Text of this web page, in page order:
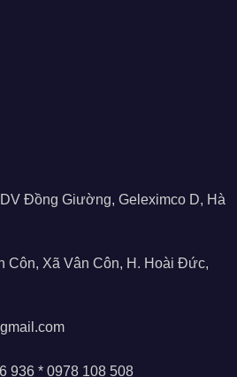
Đồng Giường, Geleximco D, Hà
Côn, Xã Vân Côn, H. Hoài Đức,
936 * 0978 108 508